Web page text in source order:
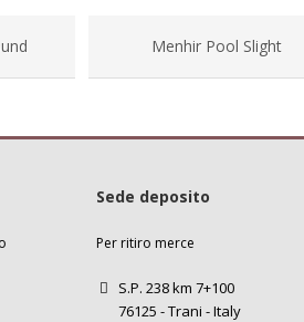
Menhir Pool Slight
Sede deposito
Per ritiro merce
S.P. 238 km 7+100
76125 - Trani - Italy